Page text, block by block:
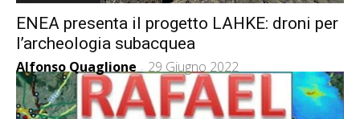
ENEA presenta il progetto LAHKE: droni per
l’archeologia subacquea
Alfonso Quaglione - 29 Giugno 2022